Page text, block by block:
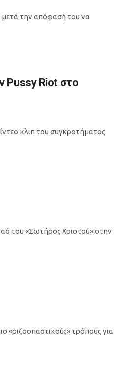
μετά την απόφασή του να
Pussy Riot στο
κλιπ του συγκροτήματος
του «Σωτήρος Χριστού» στην
«ριζοσπαστικούς» τρόπους για